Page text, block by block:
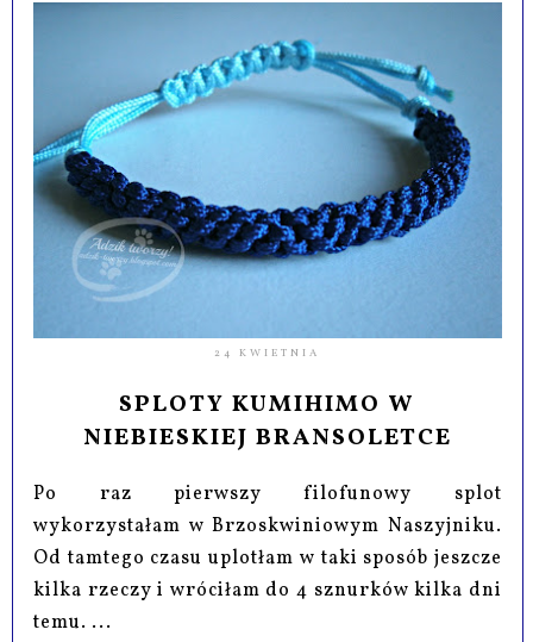
24 KWIETNIA
SPLOTY KUMIHIMO W
NIEBIESKIEJ BRANSOLETCE
Po raz pierwszy filofunowy splot
wykorzystałam w Brzoskwiniowym Naszyjniku.
Od tamtego czasu uplotłam w taki sposób jeszcze
kilka rzeczy i wróciłam do 4 sznurków kilka dni
temu. ...